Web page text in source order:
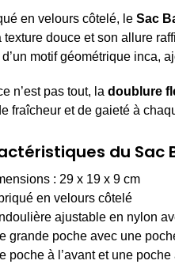
en velours côtelé, le Sac
texture douce et son allure
motif géométrique inca,
n’est pas tout, la doublure
fraîcheur et de gaieté à
du Sac
: 29 x 19 x 9 cm
en velours côtelé
ajustable en nylon
grande poche avec une
poche à l’avant et une poche